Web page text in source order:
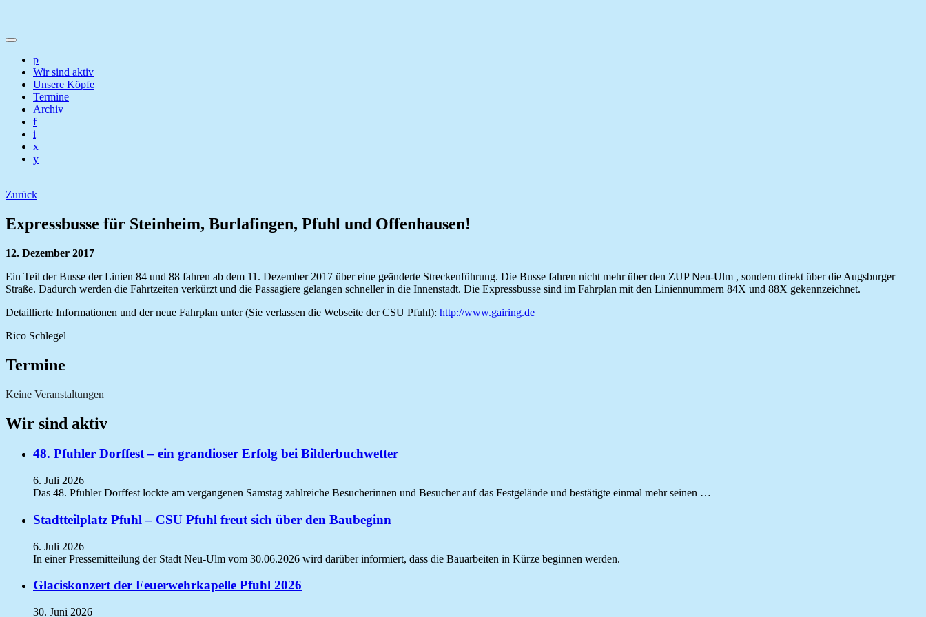
p
Wir sind aktiv
Unsere Köpfe
Termine
Archiv
f
i
x
y
Zurück
Expressbusse für Steinheim, Burlafingen, Pfuhl und Offenhausen!
12. Dezember 2017
Ein Teil der Busse der Linien 84 und 88 fahren ab dem 11. Dezember 2017 über eine geänderte Streckenführung. Die Busse fahren nicht mehr über den ZUP Neu-Ulm , sondern direkt über die Augsburger
Straße. Dadurch werden die Fahrtzeiten verkürzt und die Passagiere gelangen schneller in die Innenstadt. Die Expressbusse sind im Fahrplan mit den Liniennummern 84X und 88X gekennzeichnet.
Detaillierte Informationen und der neue Fahrplan unter (Sie verlassen die Webseite der CSU Pfuhl): http://www.gairing.de
Rico Schlegel
Termine
Keine Veranstaltungen
Wir sind aktiv
48. Pfuhler Dorffest – ein grandioser Erfolg bei Bilderbuchwetter
6. Juli 2026
Das 48. Pfuhler Dorffest lockte am vergangenen Samstag zahlreiche Besucherinnen und Besucher auf das Festgelände und bestätigte einmal mehr seinen …
Stadtteilplatz Pfuhl – CSU Pfuhl freut sich über den Baubeginn
6. Juli 2026
In einer Pressemitteilung der Stadt Neu-Ulm vom 30.06.2026 wird darüber informiert, dass die Bauarbeiten in Kürze beginnen werden.
Glaciskonzert der Feuerwehrkapelle Pfuhl 2026
30. Juni 2026